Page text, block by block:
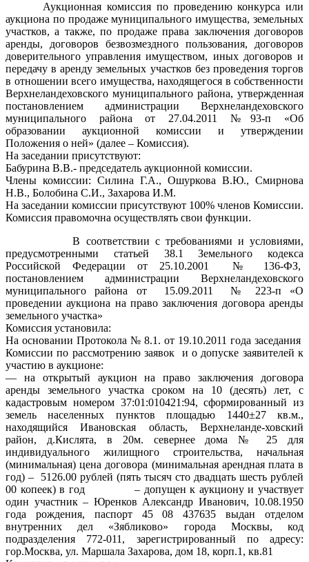
Аукционная комиссия по проведению конкурса или
аукциона по продаже муниципального имущества, земельных
участков, а также, по продаже права заключения договоров
аренды, договоров безвозмездного пользования, договоров
доверительного управления имуществом, иных договоров и
передачу в аренду земельных участков без проведения торгов
в отношении всего имущества, находящегося в собственности
Верхнеландеховского муниципального района, утвержденная
постановлением администрации Верхнеландеховского
муниципального района от 27.04.2011 №93-п «Об
образовании аукционной комиссии и утверждении
Положения о ней» (далее – Комиссия).
На заседании присутствуют:
Бабурина В.В.- председатель аукционной комиссии.
Члены комиссии: Силина Г.А., Ошуркова В.Ю., Смирнова
Н.В., Болобина С.И., Захарова И.М.
На заседании комиссии присутствуют 100% членов Комиссии.
Комиссия правомочна осуществлять свои функции.
В соответствии с требованиями и условиями,
предусмотренными статьей 38.1 Земельного кодекса
Российской Федерации от 25.10.2001 № 136-ФЗ,
постановлением администрации Верхнеландеховского
муниципального района от 15.09.2011 № 223-п «О
проведении аукциона на право заключения договора аренды
земельного участка»
Комиссия установила:
На основании Протокола № 8.1. от 19.10.2011 года заседания
Комиссии по рассмотрению заявок и о допуске заявителей к
участию в аукционе:
— на открытый аукцион на право заключения договора
аренды земельного участка сроком на 10 (десять) лет, с
кадастровым номером 37:01:010421:94, сформированный из
земель населенных пунктов площадью 1440±27 кв.м.,
находящийся Ивановская область, Верхнеланде-ховский
район, д.Кислята, в 20м. севернее дома № 25 для
индивидуального жилищного строительства, начальная
(минимальная) цена договора (минимальная арендная плата в
год) – 5126.00 рублей (пять тысяч сто двадцать шесть рублей
00 копеек) в год – допущен к аукциону и участвует
один участник – Юренков Александр Иванович, 10.08.1950
года рождения, паспорт 45 08 437635 выдан отделом
внутренних дел «Зябликово» города Москвы, код
подразделения 772-011, зарегистрированный по адресу:
гор.Москва, ул. Маршала Захарова, дом 18, корп.1, кв.81